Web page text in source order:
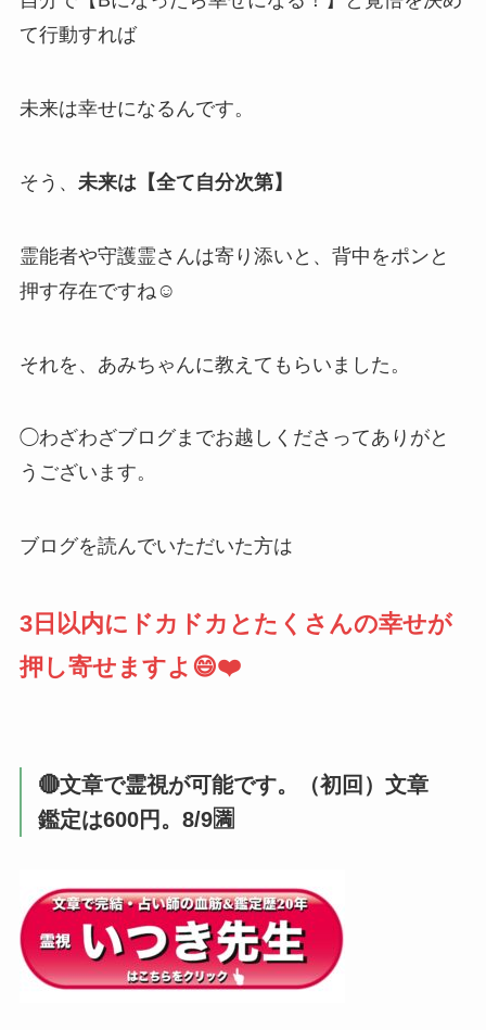
て行動すれば
未来は幸せになるんです。
そう、 未来は【全て自分次第】
霊能者や守護霊さんは寄り添いと、背中をポンと
押す存在ですね☺️
それを、あみちゃんに教えてもらいました。
◯わざわざブログまでお越しくださってありがと
うございます。
ブログを読んでいただいた方は
3日以内にドカドカとたくさんの幸せが
押し寄せますよ😄❤️
🔴文章で霊視が可能です。（初回）文章
鑑定は600円。8/9🈵